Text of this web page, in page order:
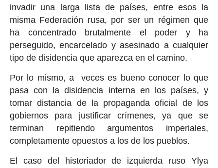
invadir una larga lista de países, entre esos la
misma Federación rusa, por ser un régimen que
ha concentrado brutalmente el poder y ha
perseguido, encarcelado y asesinado a cualquier
tipo de disidencia que aparezca en el camino.
Por lo mismo, a veces es bueno conocer lo que
pasa con la disidencia interna en los países, y
tomar distancia de la propaganda oficial de los
gobiernos para justificar crímenes, ya que se
terminan repitiendo argumentos imperiales,
completamente opuestos a los de los pueblos.
El caso del historiador de izquierda ruso Ylya